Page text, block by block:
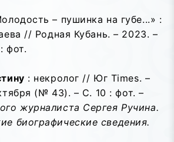
– пушинка на губе...» :
// Родная Кубань. – 2023. –
фот.
: некролог // Юг Times. –
(№ 43). – С. 10 : фот. –
журналиста Сергея Ручина.
биографические сведения.